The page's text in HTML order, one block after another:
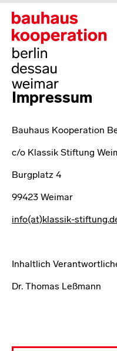
Impressum
Bauhaus Kooperation
c/o Klassik Stiftung
Burgplatz 4
99423 Weimar
info(at)klassik-
Inhaltlich
Dr. Thomas Leßmann